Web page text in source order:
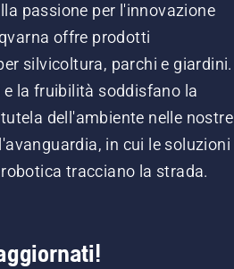
passione per l'innovazione
offre prodotti
silvicoltura, parchi e giardini.
e la fruibilità soddisfano la
dell'ambiente nelle nostre
in cui le soluzioni
tracciano la strada.